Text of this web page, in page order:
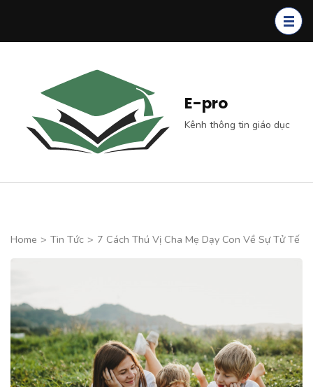
E-pro
Kênh thông tin giáo dục
Home > Tin Tức > 7 Cách Thú Vị Cha Mẹ Dạy Con Về Sự Tử Tế